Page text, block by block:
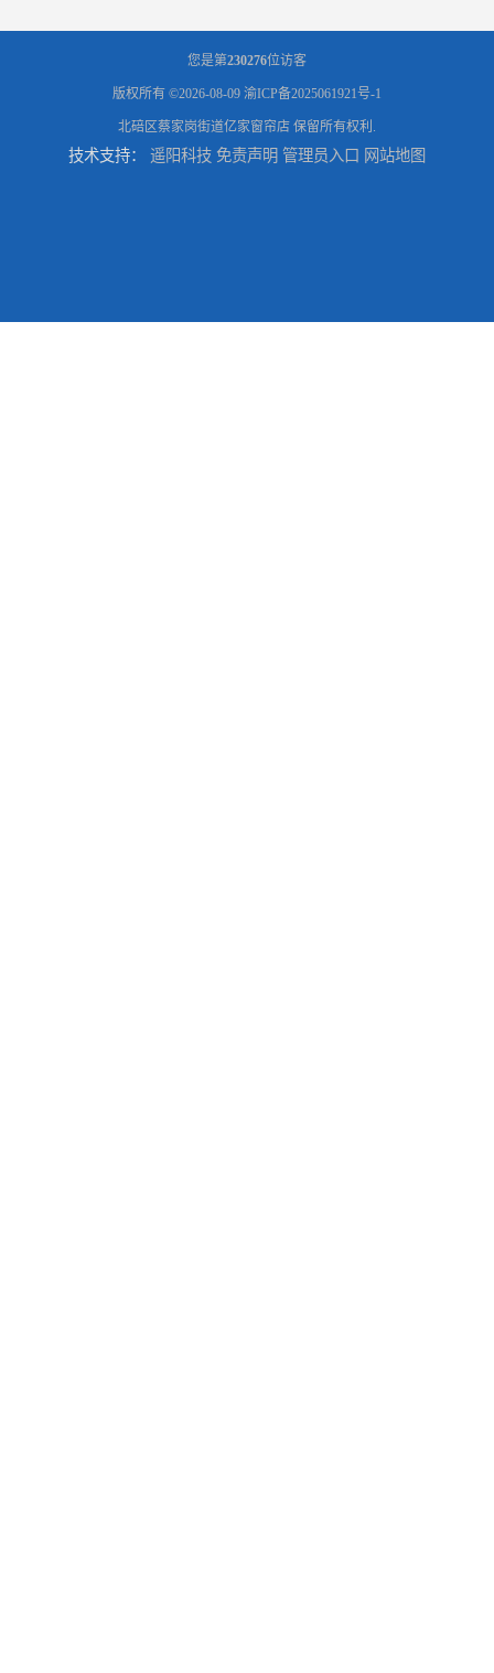
您是第230276位访客
版权所有 ©2026-08-09 渝ICP备2025061921号-1
北碚区蔡家岗街道亿家窗帘店 保留所有权利.
技术支持： 遥阳科技 免责声明 管理员入口 网站地图